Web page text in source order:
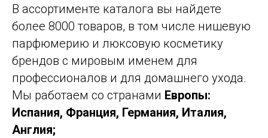
В ассортименте каталога вы найдете
более 8000 товаров, в том числе нишевую
парфюмерию и люксовую косметику
брендов с мировым именем для
профессионалов и для домашнего ухода.
Мы работаем со странами Европы:
Испания, Франция, Германия, Италия,
Англия;